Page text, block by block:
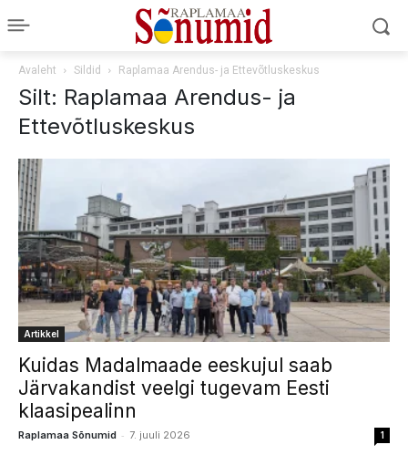
Avaleht Sildid Raplamaa Arendus- ja Ettevõtluskeskus
Silt: Raplamaa Arendus- ja
Ettevõtluskeskus
Artikkel
Kuidas Madalmaade eeskujul saab
Järvakandist veelgi tugevam Eesti
klaasipealinn
Raplamaa Sõnumid - 7. juuli 2026 1